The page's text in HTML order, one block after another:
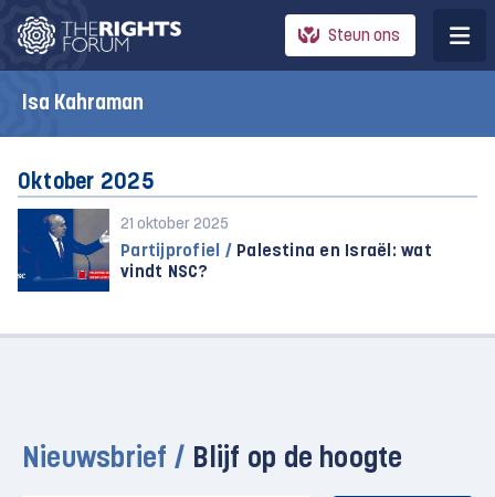
Steun ons
Isa Kahraman
Oktober 2025
21 oktober 2025
Partijprofiel / Palestina en Israël: wat
vindt NSC?
Nieuwsbrief / Blijf op de hoogte